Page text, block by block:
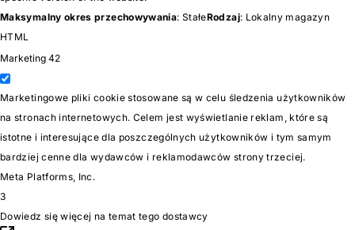
Maksymalny okres przechowywania: StałeRodzaj: Lokalny magazyn
HTML
Marketing 42
Marketingowe pliki cookie stosowane są w celu śledzenia użytkowników
na stronach internetowych. Celem jest wyświetlanie reklam, które są
istotne i interesujące dla poszczególnych użytkowników i tym samym
bardziej cenne dla wydawców i reklamodawców strony trzeciej.
Meta Platforms, Inc.
3
Dowiedz się więcej na temat tego dostawcy